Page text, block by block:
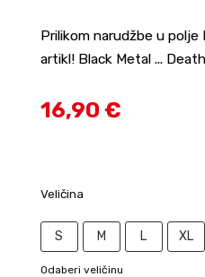
Prilikom narudžbe u
artikl! Black Metal ...
16,90 €
Veličina
S M L XL
Odaberi veličinu